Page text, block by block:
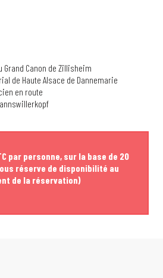
Canon de Zillisheim
de Haute Alsace de Dannemarie
en route
par personne, sur la base de 20
réserve de disponibilité au
de la réservation)